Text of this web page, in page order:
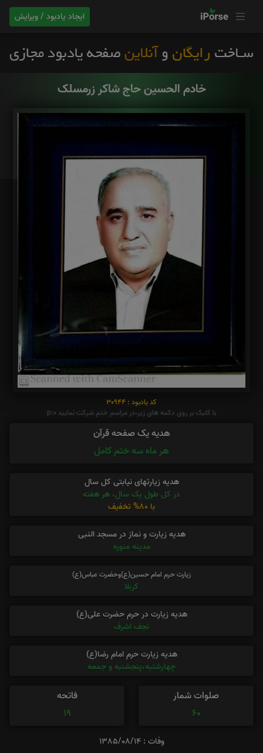
ایجاد یادبود / ویرایش
خادم الحسین حاج شاکر زرمسلک
کد یادبود : 30944
با کلیک بر روی دکمه های زیر،در مراسم ختم شرکت نمایید p:0
هدیه یک صفحه قرآن
هر ماه سه ختم کامل
هدیه زیارتهای نیابتی کل سال
در کل طول یک سال، هر هفته
با 80% تخفیف
هدیه زیارت و نماز در مسجد النبی
مدینه منوره
زیارت حرم امام حسین(ع)وحضرت عباس(ع)
کربلا
هدیه زیارت در حرم حضرت علی(ع)
نجف اشرف
هدیه زیارت حرم امام رضا(ع)
چهارشنبه،پنجشنبه و جمعه
صلوات شمار
60
فاتحه
19
وفات : 1385/08/14